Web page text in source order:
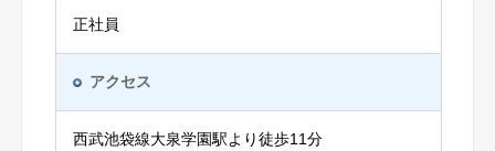
正社員
アクセス
西武池袋線大泉学園駅より徒歩11分